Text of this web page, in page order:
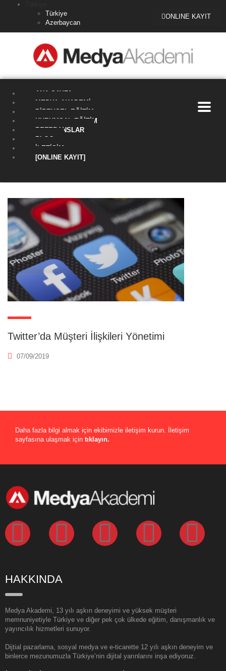
Türkiye
Azerbaycan
ONLINE KAYIT
ANA SAYFA
MEDYA AKADEMI
BIREYSEL EĞITIM
KURUMSAL EĞITIM
REFERANSLAR
BLOG
İLETIŞIM
[ONLINE KAYIT]
Twitter’da Müşteri İlişkileri Yönetimi
07/09/2019
Daha fazla bilgi almak için ekibimizle iletişim kurun. İletişim
sayfasına ulaşmak için tıklayın.
HAKKINDA
Medya Akademi, 13 yılı aşkın deneyimi ve yüksek müşteri
memnuniyetiyle Türkiye ve diğer pek çok ülkede eğitim, danışmanlık ve
yayıncılık hizmetleri sunuyor.
Dijtial pazarlama, sosyal medya ve e-ticarette 12 yılı aşkın deneyim ve
binlerce mezunumuzla Türkiye’nin dijital yarınlarını inşa ediyoruz.